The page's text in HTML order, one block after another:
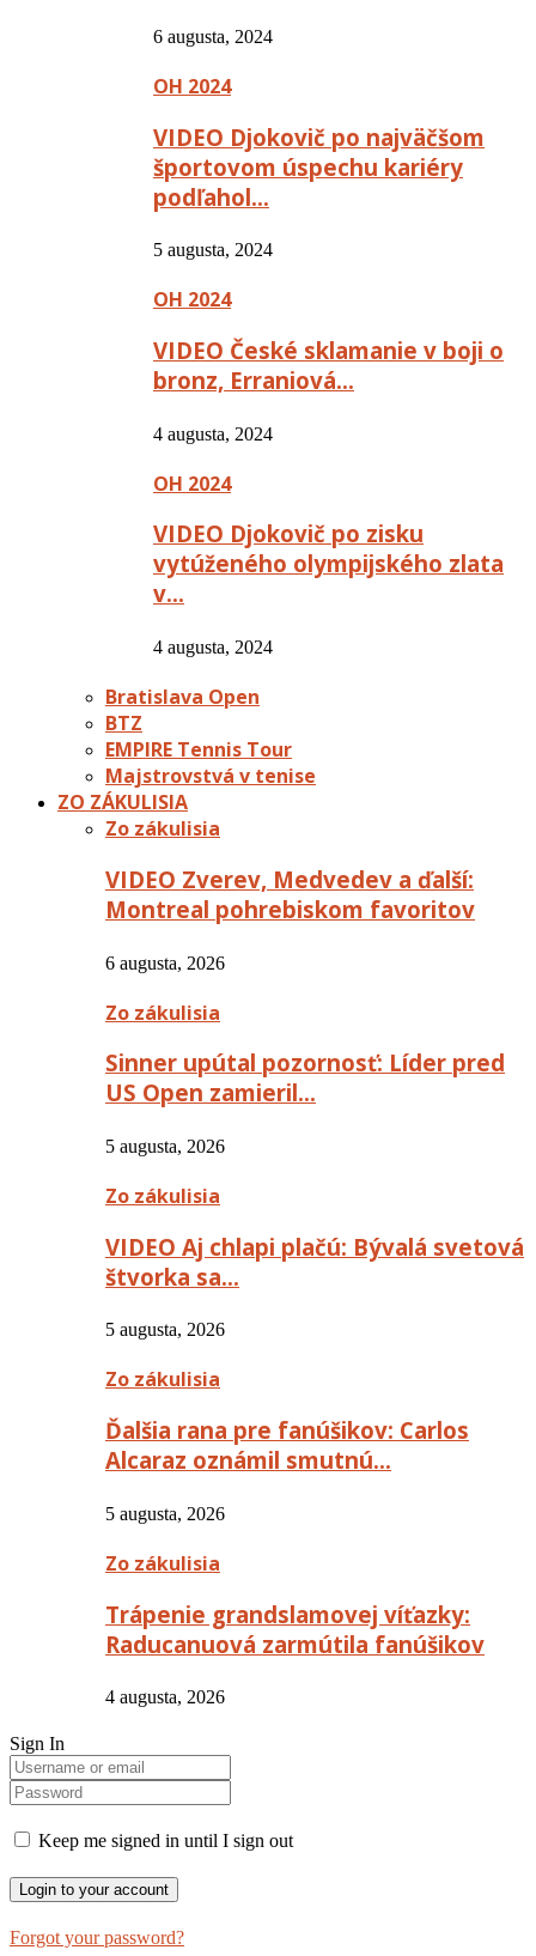
6 augusta, 2024
OH 2024
VIDEO Djokovič po najväčšom
športovom úspechu kariéry
podľahol…
5 augusta, 2024
OH 2024
VIDEO České sklamanie v boji o
bronz, Erraniová…
4 augusta, 2024
OH 2024
VIDEO Djokovič po zisku
vytúženého olympijského zlata
v…
4 augusta, 2024
Bratislava Open
BTZ
EMPIRE Tennis Tour
Majstrovstvá v tenise
ZO ZÁKULISIA
Zo zákulisia
VIDEO Zverev, Medvedev a ďalší:
Montreal pohrebiskom favoritov
6 augusta, 2026
Zo zákulisia
Sinner upútal pozornosť: Líder pred
US Open zamieril…
5 augusta, 2026
Zo zákulisia
VIDEO Aj chlapi plačú: Bývalá svetová
štvorka sa…
5 augusta, 2026
Zo zákulisia
Ďalšia rana pre fanúšikov: Carlos
Alcaraz oznámil smutnú…
5 augusta, 2026
Zo zákulisia
Trápenie grandslamovej víťazky:
Raducanuová zarmútila fanúšikov
4 augusta, 2026
Sign In
Keep me signed in until I sign out
Forgot your password?